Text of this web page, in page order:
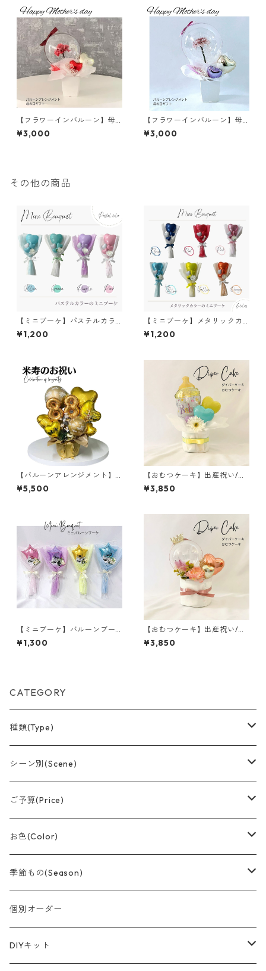
【フラワーインバルーン】母
の日ギフト／カーネーション
／ギフトカード付き／レッド
¥3,000
【フラワーインバルーン】母
の日ギフト／カーネーション
／ギフトカード付き／ラベン
¥3,000
その他の商品
【ミニブーケ】パステルカラ
ー／バルーンブーケ／名入れ
／卒業バルーン
¥1,200
【ミニブーケ】メタリックカ
ラー／バルーンブーケ／名入
れ／卒業バルーン
¥1,200
【バルーンアレンジメント】
文字入れ対応／米寿祝い／長
寿祝い／誕生日／記念日／開
¥5,500
【おむつケーキ】出産祝い/名
入れ/メッセージ/女の子/男の
子/哺乳瓶
¥3,850
【ミニブーケ】バルーンブー
ケ／スター／名入れ／卒業バ
ルーン
¥1,300
【おむつケーキ】出産祝い/名
入れ/ピンク/フェザー/ティア
ラ
¥3,850
CATEGORY
種類(Type)
アレンジメント(置型)
バルーンブーケ
つり下げデザイン
おむつケーキ
スティック
スティックブーケ
シーン別(Scene)
誕生日
結婚祝い
卒業
記念日
出産祝い
ご予算(Price)
〜¥1,500
〜¥3,000
〜¥5,000
〜¥8,000
お色(Color)
赤系
黄色/オレンジ系
ピンク系
季節もの(Season)
春/Spring
節分
夏/Summer
個別オーダー
DIYキット